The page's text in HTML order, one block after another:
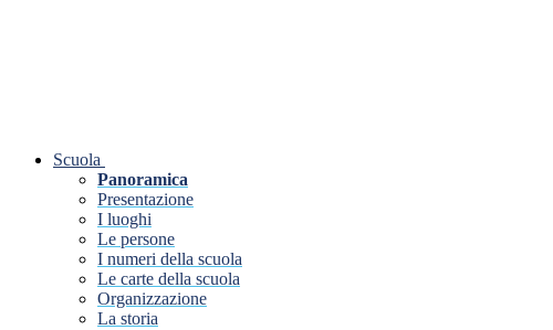
Scuola
Panoramica
Presentazione
I luoghi
Le persone
I numeri della scuola
Le carte della scuola
Organizzazione
La storia